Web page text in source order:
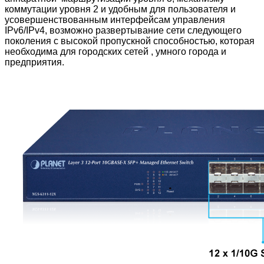
коммутации уровня 2 и удобным для пользователя и
усовершенствованным интерфейсам управления
IPv6/IPv4, возможно развертывание сети следующего
поколения с высокой пропускной способностью, которая
необходима для городских сетей , умного города и
предприятия.